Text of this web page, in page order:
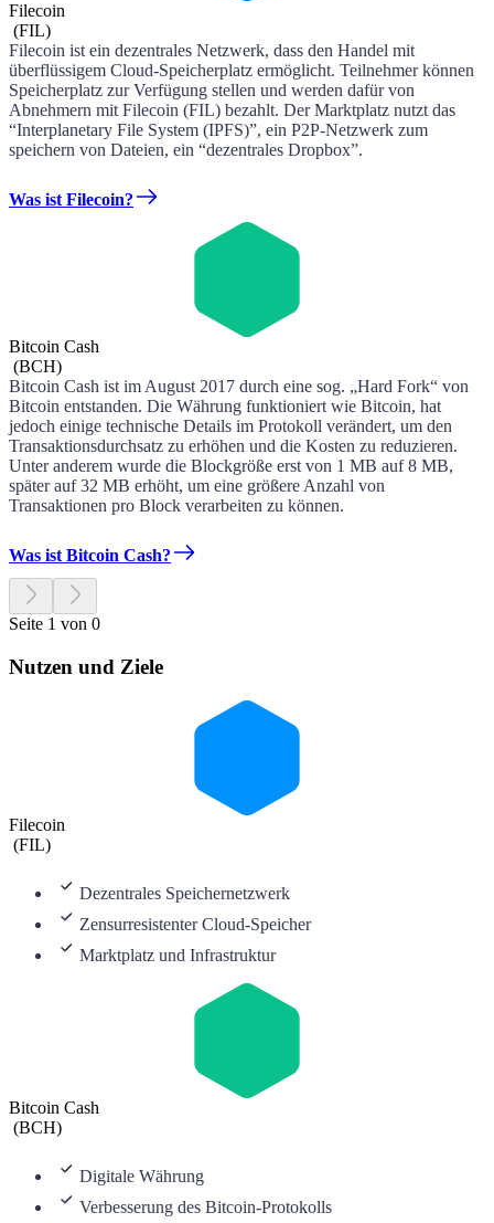
Filecoin
(FIL)
Filecoin ist ein dezentrales Netzwerk, dass den Handel mit
überflüssigem Cloud-Speicherplatz ermöglicht. Teilnehmer können
Speicherplatz zur Verfügung stellen und werden dafür von
Abnehmern mit Filecoin (FIL) bezahlt. Der Marktplatz nutzt das
“Interplanetary File System (IPFS)”, ein P2P-Netzwerk zum
speichern von Dateien, ein “dezentrales Dropbox”.
Was ist Filecoin?
Bitcoin Cash
(BCH)
Bitcoin Cash ist im August 2017 durch eine sog. „Hard Fork“ von
Bitcoin entstanden. Die Währung funktioniert wie Bitcoin, hat
jedoch einige technische Details im Protokoll verändert, um den
Transaktionsdurchsatz zu erhöhen und die Kosten zu reduzieren.
Unter anderem wurde die Blockgröße erst von 1 MB auf 8 MB,
später auf 32 MB erhöht, um eine größere Anzahl von
Transaktionen pro Block verarbeiten zu können.
Was ist Bitcoin Cash?
Seite 1 von 0
Nutzen und Ziele
Filecoin
(FIL)
Dezentrales Speichernetzwerk
Zensurresistenter Cloud-Speicher
Marktplatz und Infrastruktur
Bitcoin Cash
(BCH)
Digitale Währung
Verbesserung des Bitcoin-Protokolls